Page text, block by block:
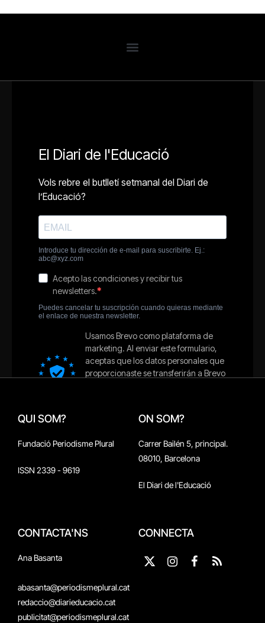
QUI SOM?
Fundació Periodisme Plural
ISSN 2339 - 9619
ON SOM?
Carrer Bailén 5, principal.
08010, Barcelona
El Diari de l'Educació
CONTACTA'NS
Ana Basanta
abasanta@periodismeplural.cat
redaccio@diarieducacio.cat
publicitat@periodismeplural.cat
CONNECTA
X
Instagram
Facebook
RSS